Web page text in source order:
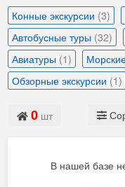
Конные экскурсии (3)
Автобусные туры (32)
Авиатуры (1)
Обзорные экскурсии (1)
0 шт
В нашей базе